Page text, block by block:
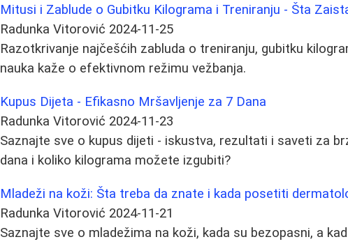
Mitusi i Zablude o Gubitku Kilograma i Treniranju - Šta
Radunka Vitorović 2024-11-25
Razotkrivanje najčešćih zabluda o treniranju, gubitku
nauka kaže o efektivnom režimu vežbanja.
Kupus Dijeta - Efikasno Mršavljenje za 7 Dana
Radunka Vitorović 2024-11-23
Saznajte sve o kupus dijeti - iskustva, rezultati i saveti za
dana i koliko kilograma možete izgubiti?
Mladeži na koži: Šta treba da znate i kada posetiti
Radunka Vitorović 2024-11-21
Saznajte sve o mladežima na koži, kada su bezopasni, a